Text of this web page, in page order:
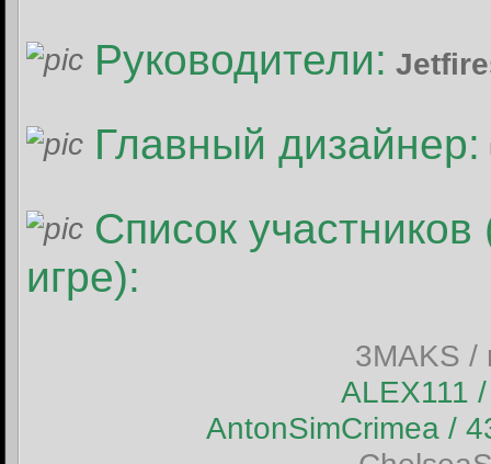
Руководители:
Главный дизайнер:
Список
игре):
3MAKS /
ALEX111
AntonSimCrimea /